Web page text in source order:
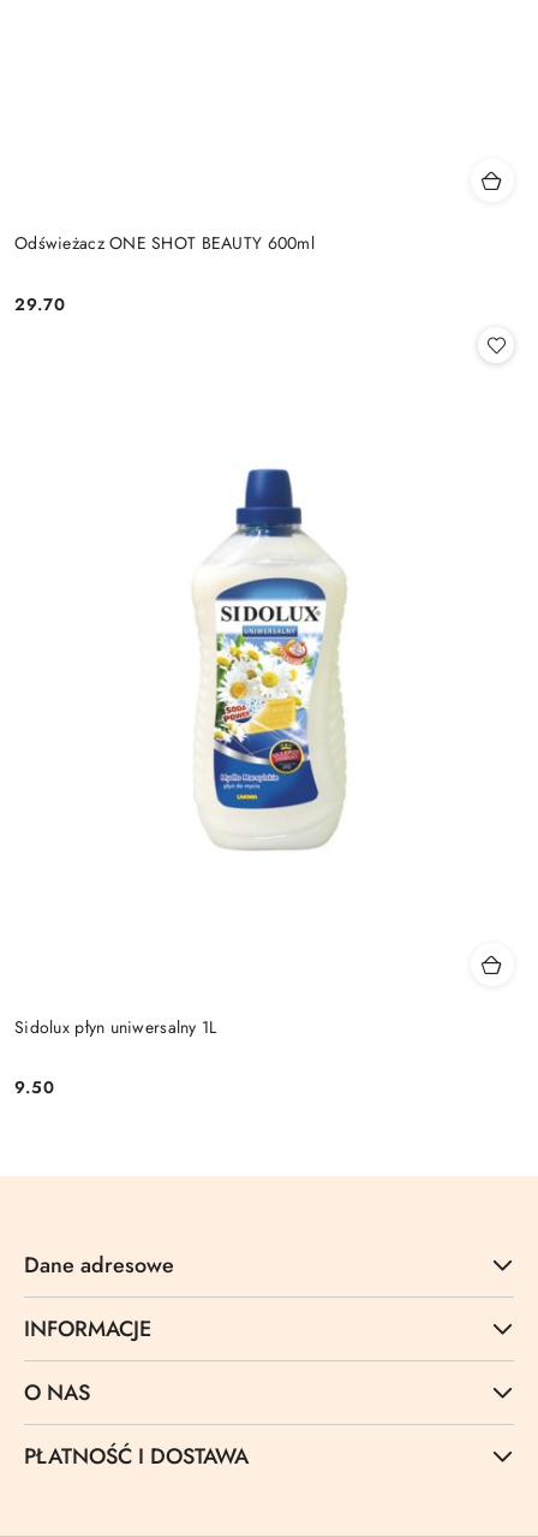
Odświeżacz ONE SHOT BEAUTY 600ml
Cena:
29.70
Sidolux płyn uniwersalny 1L
Cena:
9.50
Dane adresowe
INFORMACJE
O NAS
PŁATNOŚĆ I DOSTAWA